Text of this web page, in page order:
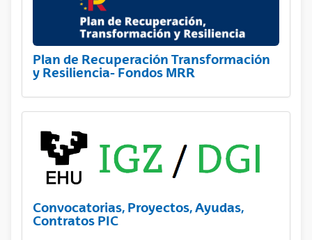
Plan de Recuperación Transformación
y Resiliencia- Fondos MRR
Convocatorias, Proyectos, Ayudas,
Contratos PIC